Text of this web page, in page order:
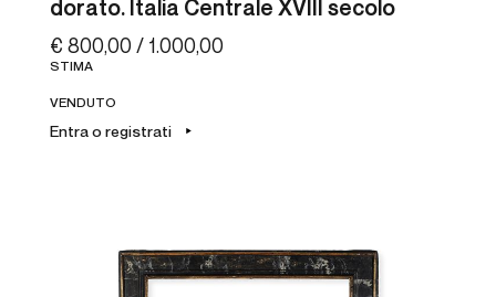
dorato. Italia Centrale XVIII secolo
€ 800,00 / 1.000,00
STIMA
VENDUTO
Entra o registrati